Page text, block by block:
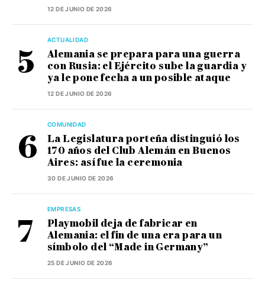
12 DE JUNIO DE 2026
ACTUALIDAD
Alemania se prepara para una guerra
con Rusia: el Ejército sube la guardia y
ya le pone fecha a un posible ataque
12 DE JUNIO DE 2026
COMUNIDAD
La Legislatura porteña distinguió los
170 años del Club Alemán en Buenos
Aires: así fue la ceremonia
30 DE JUNIO DE 2026
EMPRESAS
Playmobil deja de fabricar en
Alemania: el fin de una era para un
símbolo del “Made in Germany”
25 DE JUNIO DE 2026